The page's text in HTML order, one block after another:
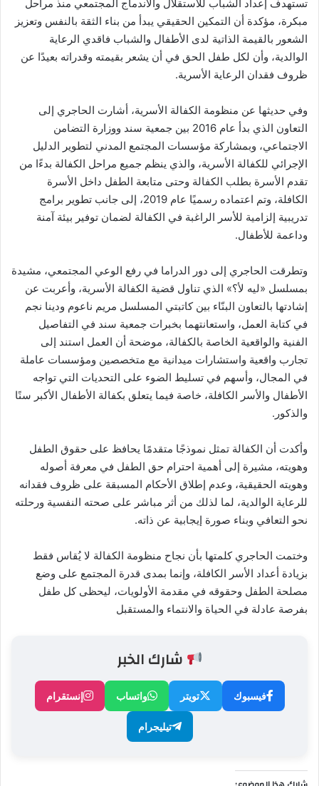
تستهدف إعداد الشباب للاستقلال والاندماج المجتمعي منذ مراحل
مبكرة، مؤكدة أن التمكين الحقيقي يبدأ من بناء الثقة بالنفس وتعزيز
الشعور بالقيمة الذاتية لدى الأطفال والشباب فاقدي الرعاية
الوالدية، وأن لكل طفل الحق في أن يشعر بقيمته وقدراته بعيدًا عن
ظروف فقدان الرعاية الأسرية.
وفي حديثها عن منظومة الكفالة الأسرية، أشارت الحاجري إلى
التعاون الذي بدأ عام 2016 بين جمعية سند ووزارة التضامن
الاجتماعي، وبمشاركة مؤسسات المجتمع المدني لتطوير الدليل
الإجرائي للكفالة الأسرية، والذي ينظم جميع مراحل الكفالة بدءًا من
تقدم الأسرة بطلب الكفالة وحتى متابعة الطفل داخل الأسرة
الكافلة، وتم اعتماده رسميًا عام 2019، إلى جانب تطوير برامج
تدريبية إلزامية للأسر الراغبة في الكفالة لضمان توفير بيئة آمنة
وداعمة للأطفال.
وتطرقت الحاجري إلى دور الدراما في رفع الوعي المجتمعي، مشيدة
بمسلسل «ليه لأ؟» الذي تناول قضية الكفالة الأسرية، وأعربت عن
إشادتها بالتعاون البنّاء بين كاتبتي المسلسل مريم ناعوم ودينا نجم
في كتابة العمل، واستعانتهما بخبرات جمعية سند في التفاصيل
الفنية والواقعية الخاصة بالكفالة، موضحة أن العمل استند إلى
تجارب واقعية واستشارات ميدانية مع متخصصين ومؤسسات عاملة
في المجال، وأسهم في تسليط الضوء على التحديات التي تواجه
الأطفال والأسر الكافلة، خاصة فيما يتعلق بكفالة الأطفال الأكبر سنًا
والذكور.
وأكدت أن الكفالة تمثل نموذجًا متقدمًا يحافظ على حقوق الطفل
وهويته، مشيرة إلى أهمية احترام حق الطفل في معرفة أصوله
وهويته الحقيقية، وعدم إطلاق الأحكام المسبقة على ظروف فقدانه
للرعاية الوالدية، لما لذلك من أثر مباشر على صحته النفسية ورحلته
نحو التعافي وبناء صورة إيجابية عن ذاته.
وختمت الحاجري كلمتها بأن نجاح منظومة الكفالة لا يُقاس فقط
بزيادة أعداد الأسر الكافلة، وإنما بمدى قدرة المجتمع على وضع
مصلحة الطفل وحقوقه في مقدمة الأولويات، ليحظى كل طفل
بفرصة عادلة في الحياة والانتماء والمستقبل
شارك الخبر
فيسبوك تويتر واتساب إنستقرام
تيليجرام